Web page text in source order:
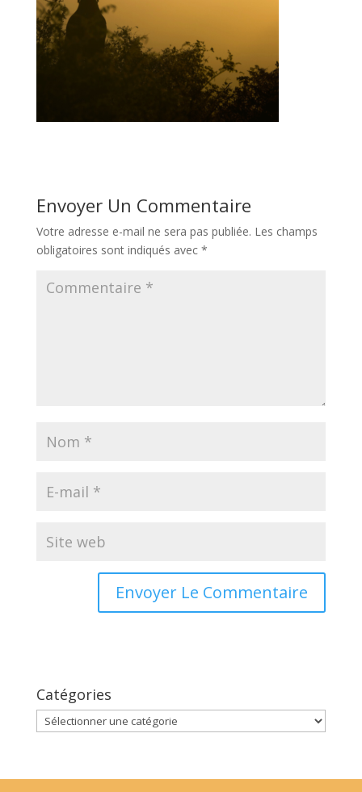
Envoyer Un Commentaire
Votre adresse e-mail ne sera pas publiée. Les champs
obligatoires sont indiqués avec *
Catégories
Catégories